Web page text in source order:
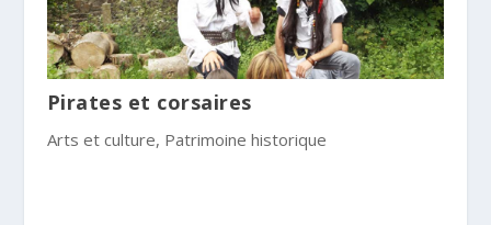
Pirates et corsaires
Arts et culture, Patrimoine historique